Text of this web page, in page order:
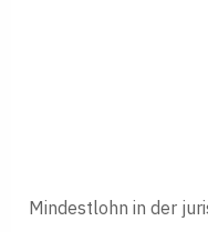
Mindestlohn in der